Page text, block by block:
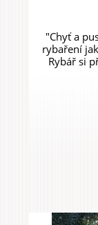
"Chyť a
rybaření
Rybář si